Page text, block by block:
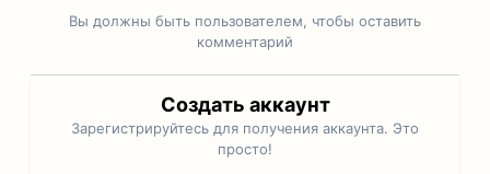
Вы должны быть пользователем, чтобы оставить
комментарий
Создать аккаунт
Зарегистрируйтесь для получения аккаунта. Это
просто!